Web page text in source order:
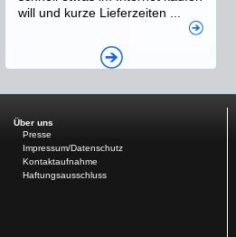
will und kurze Lieferzeiten ...
Über uns
Presse
Impressum/Datenschutz
Kontaktaufnahme
Haftungsausschluss